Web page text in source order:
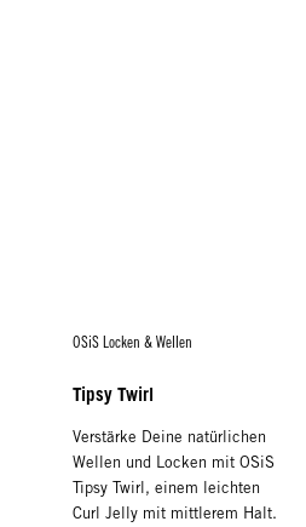
OSiS Locken & Wellen
Tipsy Twirl
Verstärke Deine natürlichen
Wellen und Locken mit OSiS
Tipsy Twirl, einem leichten
Curl Jelly mit mittlerem Halt.